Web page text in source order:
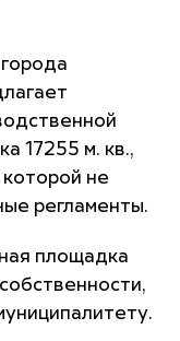
17255 м. кв.,
не
регламенты.
площадка